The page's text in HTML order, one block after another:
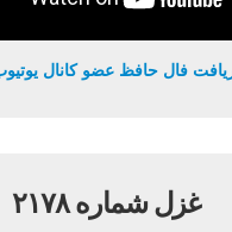
فال حافظ عضو کانال
غزل شماره ۲۱۷۸